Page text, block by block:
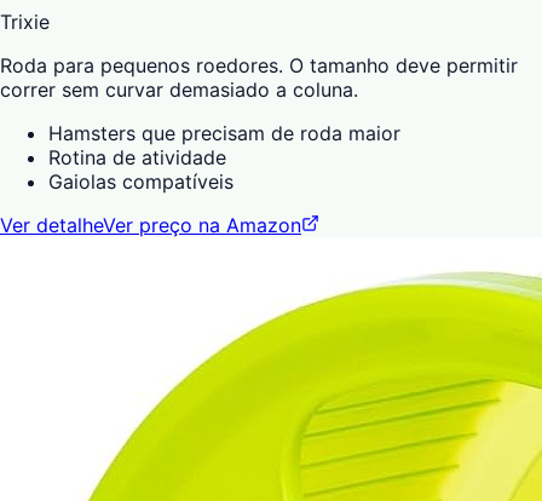
Trixie
Roda para pequenos roedores. O tamanho deve permitir
correr sem curvar demasiado a coluna.
Hamsters que precisam de roda maior
Rotina de atividade
Gaiolas compatíveis
Ver detalheVer preço na Amazon